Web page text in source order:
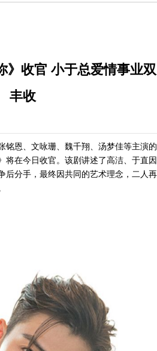
》收官 小于总爱情事业双
丰收
铭恩、文咏珊、魏千翔、汤梦佳等主演的
将在今日收官。该剧讲述了高洁、于直因
后分手，最终因共同的艺术理念，二人再